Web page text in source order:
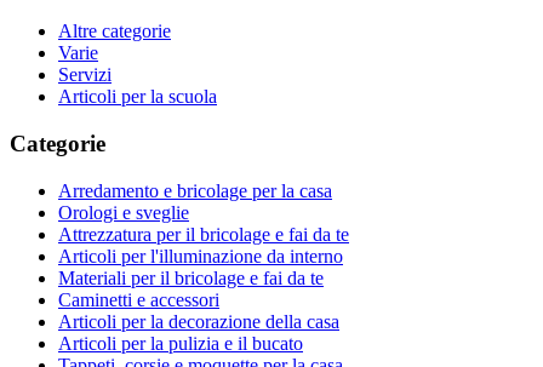
Altre categorie
Varie
Servizi
Articoli per la scuola
Categorie
Arredamento e bricolage per la casa
Orologi e sveglie
Attrezzatura per il bricolage e fai da te
Articoli per l'illuminazione da interno
Materiali per il bricolage e fai da te
Caminetti e accessori
Articoli per la decorazione della casa
Articoli per la pulizia e il bucato